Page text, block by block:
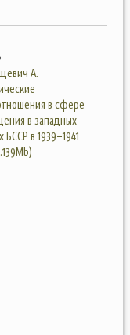
А.
в сфере
в западных
БССР в 1939–1941